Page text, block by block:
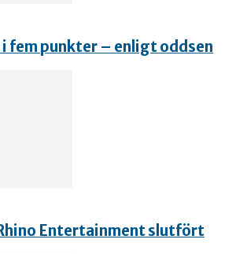
i fem punkter – enligt oddsen
Entertainment slutfört